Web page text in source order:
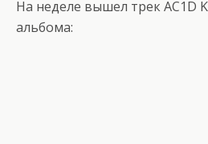
На неделе вышел трек AC1D
альбома: